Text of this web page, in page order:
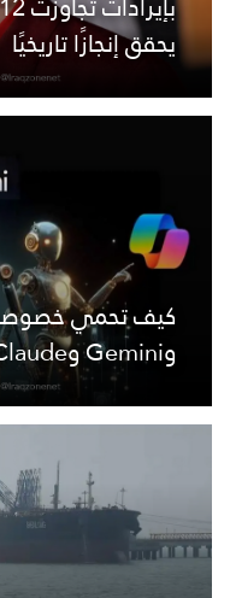
يحقق إنجازًا تاريخيًا
وGemini وClaude؟ نصائح مهمة